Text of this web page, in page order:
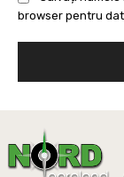
browser pentru